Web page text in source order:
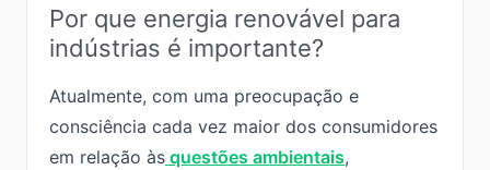
Por que energia renovável para
indústrias é importante?
Atualmente, com uma preocupação e
consciência cada vez maior dos consumidores
em relação às questões ambientais,